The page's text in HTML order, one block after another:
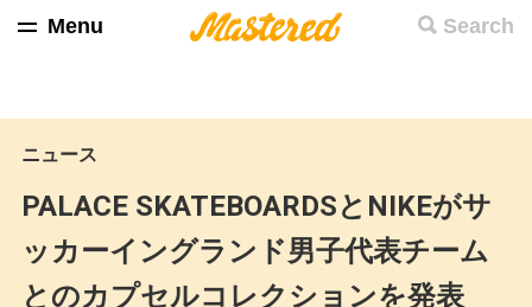
Search
Menu
ニュース
PALACE SKATEBOARDSとNIKEがサ
ッカーイングランド男子代表チーム
とのカプセルコレクションを発表